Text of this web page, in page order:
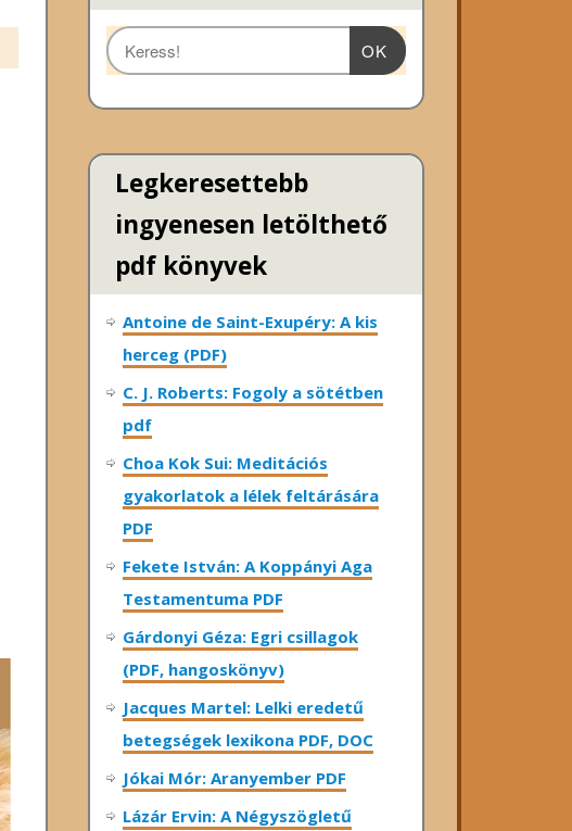
OK
Legkeresettebb
ingyenesen letölthető
pdf könyvek
Antoine de Saint-Exupéry: A kis
herceg (PDF)
C. J. Roberts: Fogoly a sötétben
pdf
Choa Kok Sui: Meditációs
gyakorlatok a lélek feltárására
PDF
Fekete István: A Koppányi Aga
Testamentuma PDF
Gárdonyi Géza: Egri csillagok
(PDF, hangoskönyv)
Jacques Martel: Lelki eredetű
betegségek lexikona PDF, DOC
Jókai Mór: Aranyember PDF
Lázár Ervin: A Négyszögletű